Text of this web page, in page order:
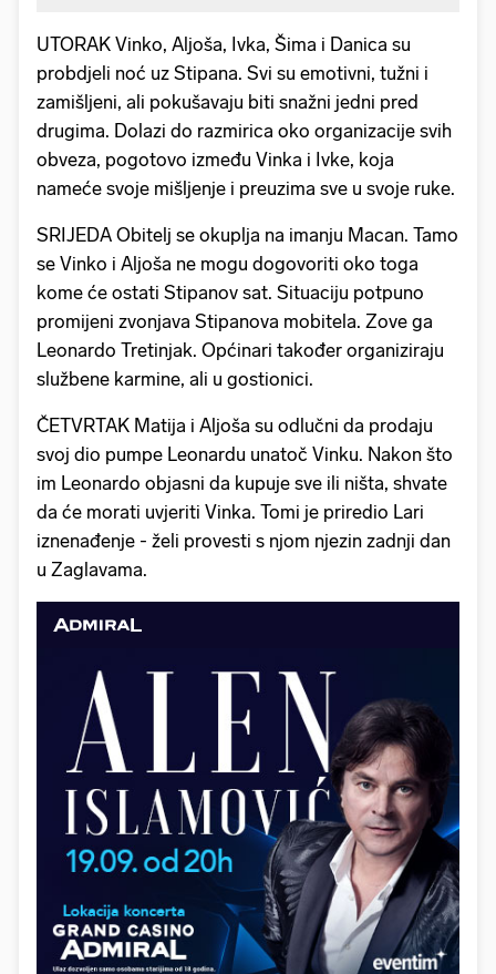
UTORAK Vinko, Aljoša, Ivka, Šima i Danica su
probdjeli noć uz Stipana. Svi su emotivni, tužni i
zamišljeni, ali pokušavaju biti snažni jedni pred
drugima. Dolazi do razmirica oko organizacije svih
obveza, pogotovo između Vinka i Ivke, koja
nameće svoje mišljenje i preuzima sve u svoje ruke.
SRIJEDA Obitelj se okuplja na imanju Macan. Tamo
se Vinko i Aljoša ne mogu dogovoriti oko toga
kome će ostati Stipanov sat. Situaciju potpuno
promijeni zvonjava Stipanova mobitela. Zove ga
Leonardo Tretinjak. Općinari također organiziraju
službene karmine, ali u gostionici.
ČETVRTAK Matija i Aljoša su odlučni da prodaju
svoj dio pumpe Leonardu unatoč Vinku. Nakon što
im Leonardo objasni da kupuje sve ili ništa, shvate
da će morati uvjeriti Vinka. Tomi je priredio Lari
iznenađenje - želi provesti s njom njezin zadnji dan
u Zaglavama.